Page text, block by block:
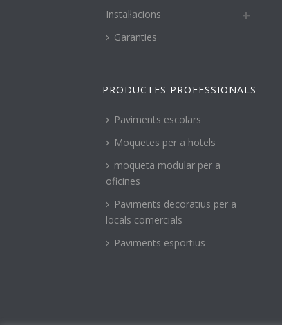
Instal·lacions
Garanties
PRODUCTES PROFESSIONALS
Paviments escolars
Moquetes per a hotels
moqueta modular per a
oficines
Paviments decoratius per a
locals comercials
Paviments esportius